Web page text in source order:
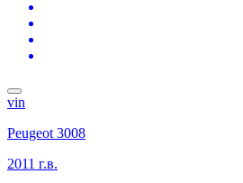
vin
Peugeot 3008
2011 г.в.